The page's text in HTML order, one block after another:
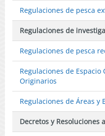
Regulaciones de pesca
Regulaciones de
Regulaciones de pesca
Regulaciones de
Originarios
Regulaciones de Áreas y
Decretos y Resoluciones